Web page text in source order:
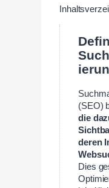
(SEO)
die
deren
Dies